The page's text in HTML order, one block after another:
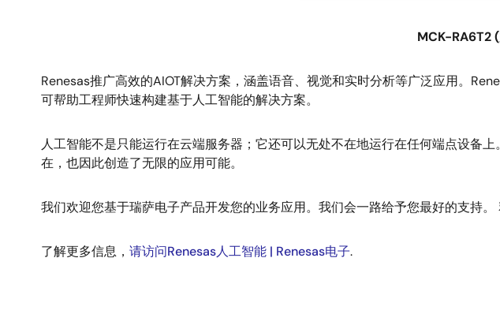
MCK-RA6T2
Renesas推广高效的AIOT解决方案，涵盖语音、视觉和实时分析等广泛应用。
可帮助工程师快速构建基于人工智能的解决方案。
人工智能不是只能运行在云端服务器；它还可以无处不在地运行在任何端点设备
在，也因此创造了无限的应用可能。
我们欢迎您基于瑞萨电子产品开发您的业务应用。我们会一路给予您最好的支持。
了解更多信息， 请访问Renesas人工智能 | Renesas电子.